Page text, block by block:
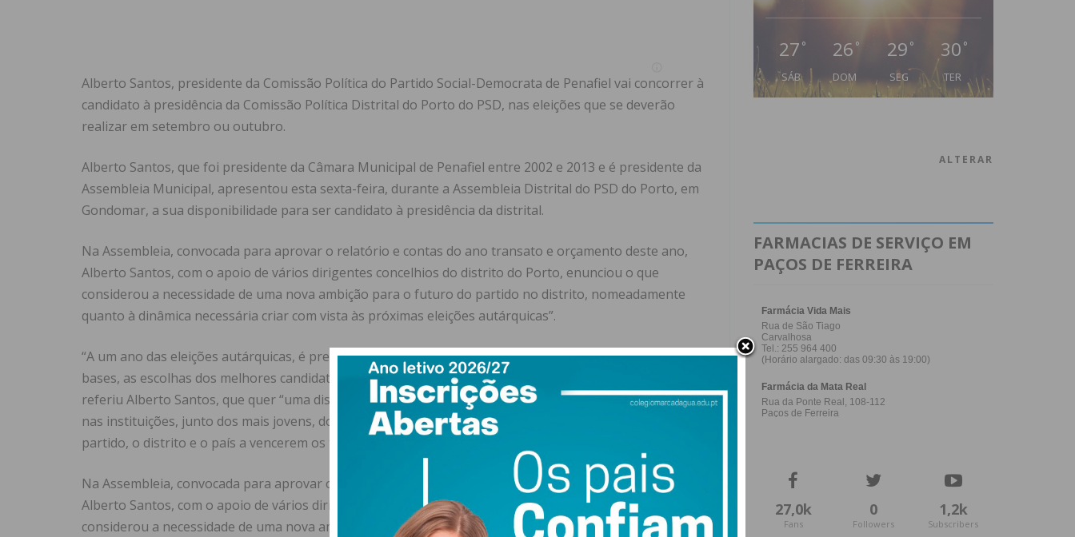
Alberto Santos, presidente da Comissão Política do Partido Social-Democrata de Penafiel vai concorrer à
candidato à presidência da Comissão Política Distrital do Porto do PSD, nas eleições que se deverão
realizar em setembro ou outubro.
Alberto Santos, que foi presidente da Câmara Municipal de Penafiel entre 2002 e 2013 e é presidente da
Assembleia Municipal, apresentou esta sexta-feira, durante a Assembleia Distrital do PSD do Porto, em
Gondomar, a sua disponibilidade para ser candidato à presidência da distrital.
Na Assembleia, convocada para aprovar o relatório e contas do ano transato e orçamento deste ano,
Alberto Santos, com o apoio de vários dirigentes concelhios do distrito do Porto, enunciou o que
considerou a necessidade de uma nova ambição para o futuro do partido no distrito, nomeadamente
quanto à dinâmica necessária criar com vista às próximas eleições autárquicas”.
“A um ano das eleições autárquicas, é preciso ativar com urgência um plano que vise a mobilização das
bases, as escolhas dos melhores candidatos e das políticas que mobilizem as pessoas a votar no PSD”,
referiu Alberto Santos, que quer “uma distrital forte, ouvida, presente e respeitada na sociedade civil e
nas instituições, junto dos mais jovens, dos mais débeis, das instituições e das empresas, para ajudar o
partido, o distrito e o país a vencerem os tempos difíceis que temos pela frente”.
Na Assembleia, convocada para aprovar o relatório e contas do ano transato e orçamento deste ano,
Alberto Santos, com o apoio de vários dirigentes concelhios do distrito do Porto, enunciou o que
considerou a necessidade de uma nova ambição para o futuro do partido no distrito, nomeadamente
27 °
SÁB
26 °
DOM
29 °
SEG
30 °
TER
ALTERAR
FARMACIAS DE SERVIÇO EM
PAÇOS DE FERREIRA
27,0k
Fans
0
Followers
1,2k
Subscribers